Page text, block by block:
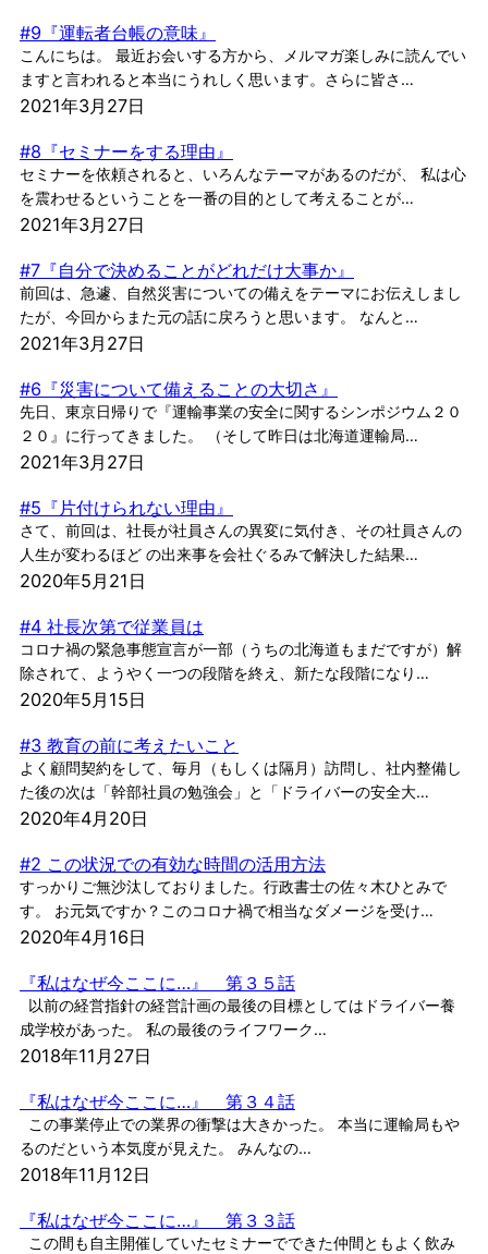
#9『運転者台帳の意味』
こんにちは。 最近お会いする方から、メルマガ楽しみに読んでい
ますと言われると本当にうれしく思います。さらに皆さ…
2021年3月27日
#8『セミナーをする理由』
セミナーを依頼されると、いろんなテーマがあるのだが、 私は心
を震わせるということを一番の目的として考えることが…
2021年3月27日
#7『自分で決めることがどれだけ大事か』
前回は、急遽、自然災害についての備えをテーマにお伝えしまし
たが、今回からまた元の話に戻ろうと思います。 なんと…
2021年3月27日
#6『災害について備えることの大切さ』
先日、東京日帰りで『運輸事業の安全に関するシンポジウム２０
２０』に行ってきました。 （そして昨日は北海道運輸局…
2021年3月27日
#5『片付けられない理由』
さて、前回は、社長が社員さんの異変に気付き、その社員さんの
人生が変わるほど の出来事を会社ぐるみで解決した結果…
2020年5月21日
#4 社長次第で従業員は
コロナ禍の緊急事態宣言が一部（うちの北海道もまだですが）解
除されて、ようやく一つの段階を終え、新たな段階になり…
2020年5月15日
#3 教育の前に考えたいこと
よく顧問契約をして、毎月（もしくは隔月）訪問し、社内整備し
た後の次は「幹部社員の勉強会」と「ドライバーの安全大…
2020年4月20日
#2 この状況での有効な時間の活用方法
すっかりご無沙汰しておりました。行政書士の佐々木ひとみで
す。 お元気ですか？このコロナ禍で相当なダメージを受け…
2020年4月16日
『私はなぜ今ここに…』 第３５話
以前の経営指針の経営計画の最後の目標としてはドライバー養
成学校があった。 私の最後のライフワーク…
2018年11月27日
『私はなぜ今ここに…』 第３４話
この事業停止での業界の衝撃は大きかった。 本当に運輸局もや
るのだという本気度が見えた。 みんなの…
2018年11月12日
『私はなぜ今ここに…』 第３３話
この間も自主開催していたセミナーでできた仲間ともよく飲み